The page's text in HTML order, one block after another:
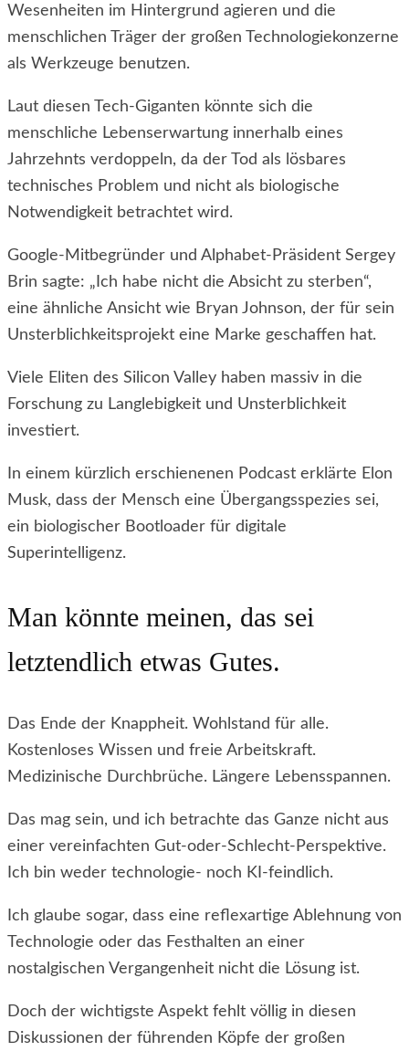
Wesenheiten im Hintergrund agieren und die
menschlichen Träger der großen Technologiekonzerne
als Werkzeuge benutzen.
Laut diesen Tech-Giganten könnte sich die
menschliche Lebenserwartung innerhalb eines
Jahrzehnts verdoppeln, da der Tod als lösbares
technisches Problem und nicht als biologische
Notwendigkeit betrachtet wird.
Google-Mitbegründer und Alphabet-Präsident Sergey
Brin sagte: „Ich habe nicht die Absicht zu sterben“,
eine ähnliche Ansicht wie Bryan Johnson, der für sein
Unsterblichkeitsprojekt eine Marke geschaffen hat.
Viele Eliten des Silicon Valley haben massiv in die
Forschung zu Langlebigkeit und Unsterblichkeit
investiert.
In einem kürzlich erschienenen Podcast erklärte Elon
Musk, dass der Mensch eine Übergangsspezies sei,
ein biologischer Bootloader für digitale
Superintelligenz.
Man könnte meinen, das sei
letztendlich etwas Gutes.
Das Ende der Knappheit. Wohlstand für alle.
Kostenloses Wissen und freie Arbeitskraft.
Medizinische Durchbrüche. Längere Lebensspannen.
Das mag sein, und ich betrachte das Ganze nicht aus
einer vereinfachten Gut-oder-Schlecht-Perspektive.
Ich bin weder technologie- noch KI-feindlich.
Ich glaube sogar, dass eine reflexartige Ablehnung von
Technologie oder das Festhalten an einer
nostalgischen Vergangenheit nicht die Lösung ist.
Doch der wichtigste Aspekt fehlt völlig in diesen
Diskussionen der führenden Köpfe der großen